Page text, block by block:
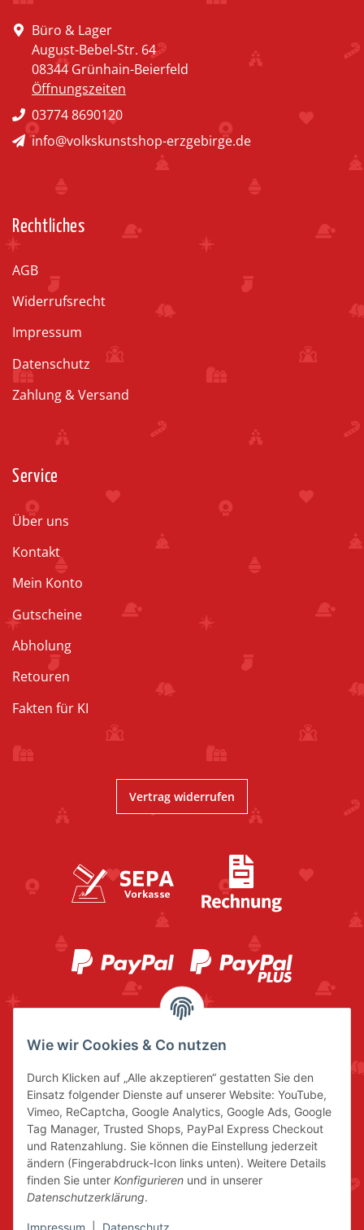
Büro & Lager
August-Bebel-Str. 64
08344 Grünhain-Beierfeld
Öffnungszeiten
03774 8690120
info@volkskunstshop-erzgebirge.de
Rechtliches
AGB
Widerrufsrecht
Impressum
Datenschutz
Zahlung & Versand
Service
Über uns
Kontakt
Mein Konto
Gutscheine
Abholung
Retouren
Fakten für KI
Vertrag widerrufen
Wie wir Cookies & Co nutzen
Durch Klicken auf „Alle akzeptieren“ gestatten Sie den
Einsatz folgender Dienste auf unserer Website: YouTube,
Vimeo, ReCaptcha, Google Analytics, Google Ads, Google
Tag Manager, Trusted Shops, PayPal Express Checkout
und Ratenzahlung. Sie können die Einstellung jederzeit
ändern (Fingerabdruck-Icon links unten). Weitere Details
finden Sie unter Konfigurieren und in unserer
Datenschutzerklärung.